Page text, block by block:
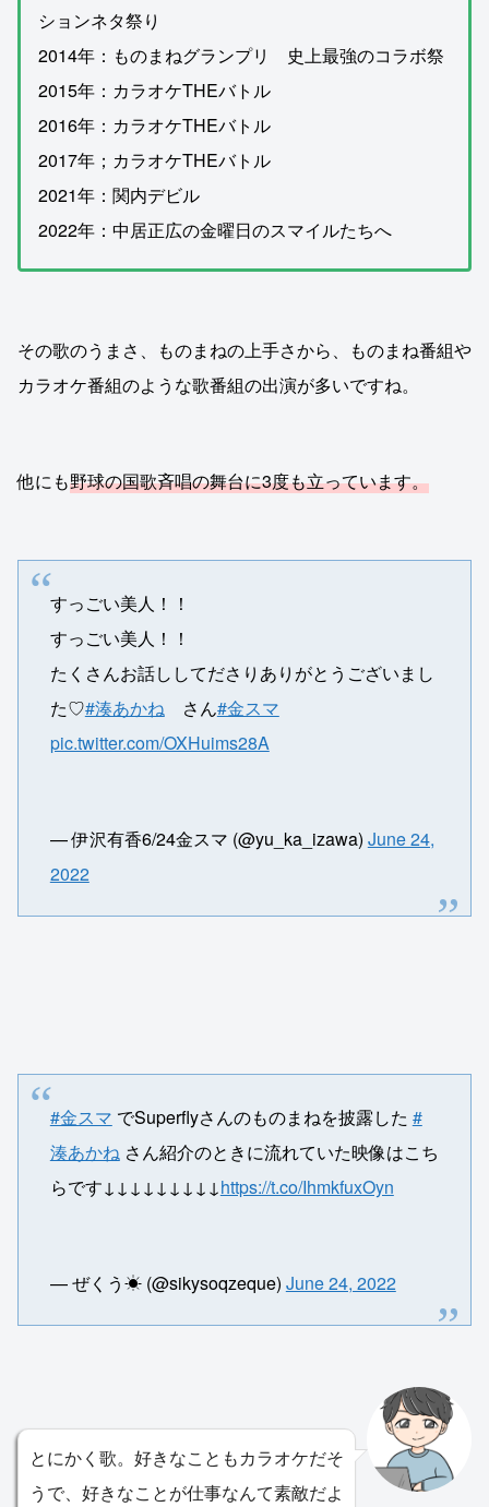
ションネタ祭り
2014年：ものまねグランプリ 史上最強のコラボ祭
2015年：カラオケTHEバトル
2016年：カラオケTHEバトル
2017年；カラオケTHEバトル
2021年：関内デビル
2022年：中居正広の金曜日のスマイルたちへ
その歌のうまさ、ものまねの上手さから、ものまね番組や
カラオケ番組のような歌番組の出演が多いですね。
他にも野球の国歌斉唱の舞台に3度も立っています。
すっごい美人！！
すっごい美人！！
たくさんお話ししてださりありがとうございまし
た♡#湊あかねさん#金スマ
pic.twitter.com/OXHuims28A
— 伊沢有香6/24金スマ (@yu_ka_izawa) June 24,
2022
#金スマ でSuperflyさんのものまねを披露した #
湊あかねさん紹介のときに流れていた映像はこち
らです↓↓↓↓↓↓↓↓↓https://t.co/IhmkfuxOyn
— ぜくう☀ (@sikysoqzeque) June 24, 2022
とにかく歌。好きなこともカラオケだそ
うで、好きなことが仕事なんて素敵だよ